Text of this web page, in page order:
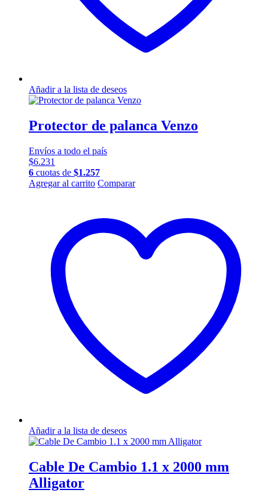
Añadir a la lista de deseos
Protector de palanca Venzo
Envíos a todo el país
$6.231
6 cuotas de $1.257
Agregar al carrito Comparar
Añadir a la lista de deseos
Cable De Cambio 1.1 x 2000 mm
Alligator